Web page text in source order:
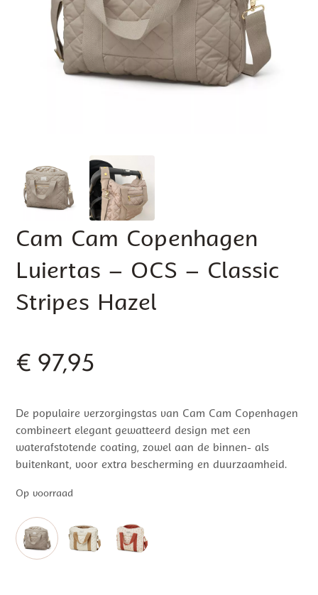
Cam Cam Copenhagen
Luiertas – OCS – Classic
Stripes Hazel
€ 97,95
De populaire verzorgingstas van Cam Cam Copenhagen
combineert elegant gewatteerd design met een
waterafstotende coating, zowel aan de binnen- als
buitenkant, voor extra bescherming en duurzaamheid.
Op voorraad